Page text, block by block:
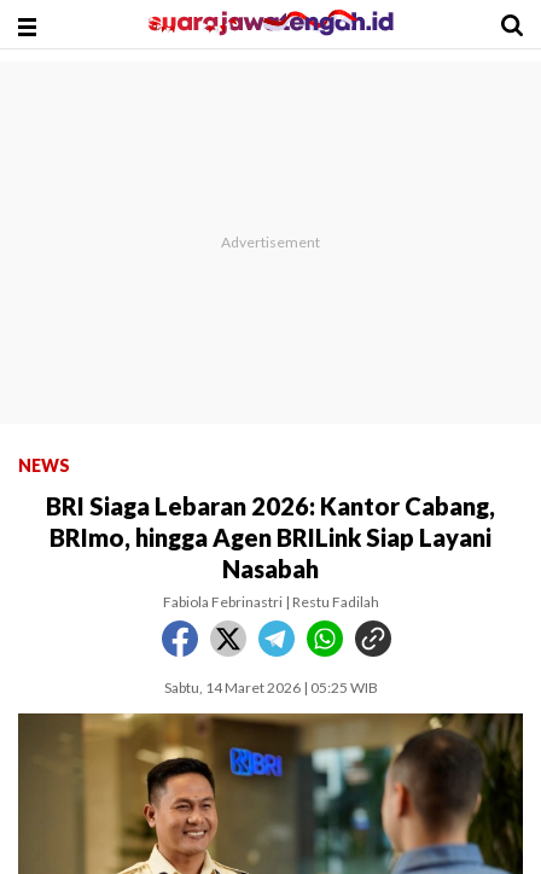
NEWS
BRI Siaga Lebaran 2026: Kantor Cabang,
BRImo, hingga Agen BRILink Siap Layani
Nasabah
Fabiola Febrinastri | Restu Fadilah
Sabtu, 14 Maret 2026 | 05:25 WIB